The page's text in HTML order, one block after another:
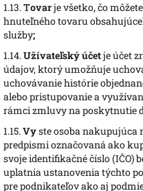
1.13.Tovarje všetko, čo
hnuteľného tovaru
služby;
1.14.Užívateľský účetje účet
údajov, ktorý umožňuje
uchovávanie histórie
alebo pristupovanie a
rámci zmluvy na poskytnutie
1.15.Vyste osoba nakupujúca
predpismi označovaná ako
svoje identifikačné číslo (IČO)
uplatnia ustanovenia týchto
pre podnikateľov ako aj